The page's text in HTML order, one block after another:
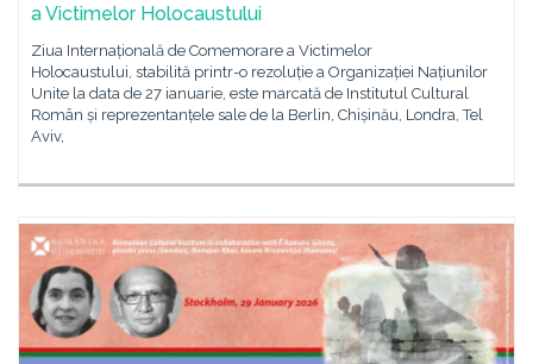
a Victimelor Holocaustului
Ziua Internațională de Comemorare a Victimelor
Holocaustului, stabilită printr-o rezoluție a Organizației Națiunilor
Unite la data de 27 ianuarie, este marcată de Institutul Cultural
Român și reprezentanțele sale de la Berlin, Chișinău, Londra, Tel
Aviv,